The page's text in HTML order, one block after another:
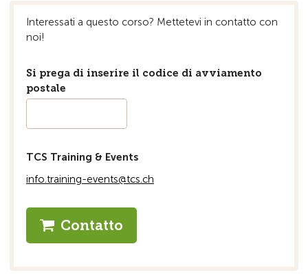
Interessati a questo corso? Mettetevi in ​​contatto con
noi!
Si prega di inserire il codice di avviamento
postale
TCS Training & Events
info.training-events@tcs.ch
Contatto